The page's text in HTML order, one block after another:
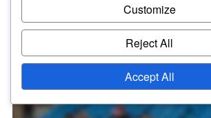
FIFA Interkontinentalcupen 2004:
Tränarbeslut, Spelplaner
26/01/2026
Customize
Reject All
Accept All